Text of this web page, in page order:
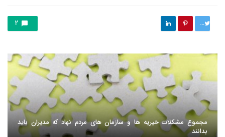
توییت 2
مجموع مشکلات خیریه ها و سازمان های مردم نهاد که مدیران باید
بدانند